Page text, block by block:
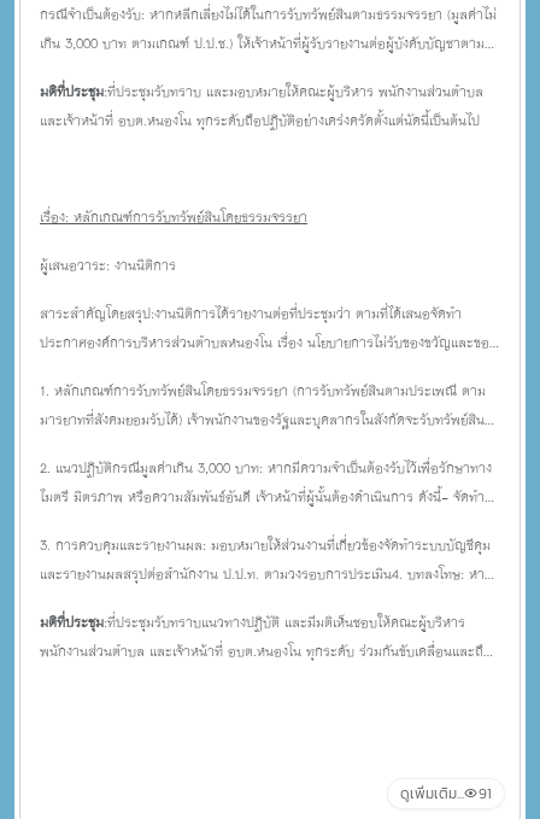
กรณีจำเป็นต้องรับ: หากหลีกเลี่ยงไม่ได้ในการรับทรัพย์สินตามธรรมจรรยา (มูลค่าไม่
เกิน 3,000 บาท ตามเกณฑ์ ป.ป.ช.) ให้เจ้าหน้าที่ผู้รับรายงานต่อผู้บังคับบัญชาตาม
แบบฟอร์มรายงานทันทีการประชาสัมพันธ์: มอบหมายให้ส่วนงานที่เกี่ยวข้องจัดทำสื่อ
ประชาสัมพันธ์ ป้ายประกาศ บริเวณจุดบริการประชาชน เพื่อแจ้งให้ผู้มาติดต่อ
ราชการทราบโดยทั่วกัน และใช้ประกอบการประเมินคุณธรรมและความโปร่งใส (ITA)
มติที่ประชุม:ที่ประชุมรับทราบ และมอบหมายให้คณะผู้บริหาร พนักงานส่วนตำบล
และเจ้าหน้าที่ อบต.หนองโน ทุกระดับถือปฏิบัติอย่างเคร่งครัดตั้งแต่นัดนี้เป็นต้นไป
เรื่อง: หลักเกณฑ์การรับทรัพย์สินโดยธรรมจรรยา
ผู้เสนอวาระ: งานนิติการ
สาระสำคัญโดยสรุป:งานนิติการได้รายงานต่อที่ประชุมว่า ตามที่ได้เสนอจัดทำ
ประกาศองค์การบริหารส่วนตำบลหนองโน เรื่อง นโยบายการไม่รับของขวัญและของ
อังกฤษ ซึ่งพลเรือตรี มนตรี โสภา นายก อบต.หนองโน ได้ลงนามในประกาศใช้
เรียบร้อยแล้ว เมื่อวันที่ 17 มีนาคม 2569 นั้นเพื่อเป็นการขับเคลื่อนนโยบายดังกล่าว
ให้เป็นรูปธรรมและสอดคล้องกับ "ประกาศ อบต.หนองโน เรื่อง หลักเกณฑ์การรับ
ทรัพย์สินหรือประโยชน์อื่นใดโดยธรรมจรรยาของเจ้าพนักงานของรัฐ" ลงวันที่ 14
ประกาศทั้ง 2 ฉบับมาเน้นย้ำเพื่อให้บุคลากรทุกระดับยึดถือและปฏิบัติร่วมกันอย่าง
เคร่งครัด ดังนี้
1. หลักเกณฑ์การรับทรัพย์สินโดยธรรมจรรยา (การรับทรัพย์สินตามประเพณี ตาม
มารยาทที่สังคมยอมรับได้) เจ้าพนักงานของรัฐและบุคลากรในสังกัดจะรับทรัพย์สิน
ฐานานุรูป- รับจากบุคคลอื่น (ไม่ใช่ญาติ): ต้องมีราคาหรือมูลค่า ไม่เกิน 3,000 บาท
ในแต่ละบุคคล แต่ละโอกาส - รับจากส่วนรวม: เป็นการให้ในลักษณะที่หน่วยงาน
ราชการ/รัฐวิสาหกิจมอบให้เพื่อเป็นรางวัล หรือประโยชน์ของหน่วยงาน
2. แนวปฏิบัติกรณีมูลค่าเกิน 3,000 บาท: หากมีความจำเป็นต้องรับไว้เพื่อรักษาทาง
ไมตรี มิตรภาพ หรือความสัมพันธ์อันดี เจ้าหน้าที่ผู้นั้นต้องดำเนินการ ดังนี้- จัดทำ
ภายใน 30 วัน นับแต่วันที่ได้รับ - หากนายกพิจารณาเห็นชอบ ให้ทรัพย์สินนั้นเป็น
สิทธิของผู้รับได้- หากนายกพิจารณาว่าไม่สมควรรับ ให้ส่งคืนผู้ให้ทันที หากส่งคืนไม่
ได้ ให้ส่งมอบให้เป็นสิทธิของ อบต.หนองโน เพื่อใช้ประโยชน์สาธารณะต่อไป
3. การควบคุมและรายงานผล: มอบหมายให้ส่วนงานที่เกี่ยวข้องจัดทำระบบบัญชีคุม
และรายงานผลสรุปต่อสำนักงาน ป.ป.ท. ตามวงรอบการประเมิน4. บทลงโทษ: หาก
ผู้ใดฝ่าฝืนถือเป็นการกระทำความผิดวินัย และมีความผิดตาม พ.ร.บ.มาตรการของ
ฝ่ายบริหารในการป้องกันและปราบปรามการทุจริต พ.ศ. 2551
มติที่ประชุม:ที่ประชุมรับทราบแนวทางปฏิบัติ และมีมติเห็นชอบให้คณะผู้บริหาร
พนักงานส่วนตำบล และเจ้าหน้าที่ อบต.หนองโน ทุกระดับ ร่วมกันขับเคลื่อนและถือ
ดูเพิ่มเติม... 91